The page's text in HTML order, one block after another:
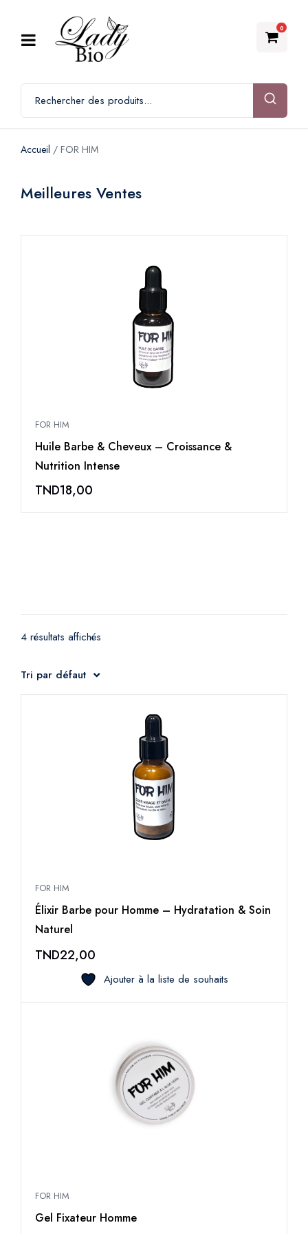
0
Accueil / FOR HIM
Meilleures Ventes
FOR HIM
Huile Barbe & Cheveux – Croissance &
Nutrition Intense
TND18,00
4 résultats affichés
Tri par défaut
FOR HIM
Élixir Barbe pour Homme – Hydratation & Soin
Naturel
TND22,00
Ajouter à la liste de souhaits
FOR HIM
Gel Fixateur Homme